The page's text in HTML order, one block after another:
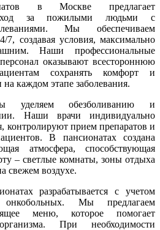
в Москве предлагает
уход за пожилыми людьми с
Мы обеспечиваем
7, создавая условия, максимально
Наши профессиональные
оказывают всестороннюю
сохранять комфорт и
каждом этапе заболевания.
уделяем обезболиванию и
Наши врачи индивидуально
контролируют прием препаратов и
В пансионатах создана
атмосфера, способствующая
– светлые комнаты, зоны отдыха
свежем воздухе.
разрабатывается с учетом
онкобольных. Мы предлагаем
меню, которое помогает
При необходимости